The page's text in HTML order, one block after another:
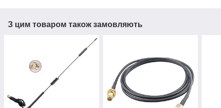
З цим товаром також замовляють